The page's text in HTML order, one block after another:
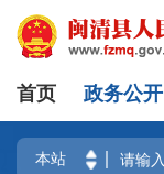
首页 政务公开